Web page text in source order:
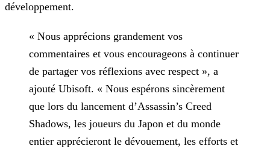
développement.
« Nous apprécions grandement vos
commentaires et vous encourageons à continuer
de partager vos réflexions avec respect », a
ajouté Ubisoft. « Nous espérons sincèrement
que lors du lancement d’Assassin’s Creed
Shadows, les joueurs du Japon et du monde
entier apprécieront le dévouement, les efforts et